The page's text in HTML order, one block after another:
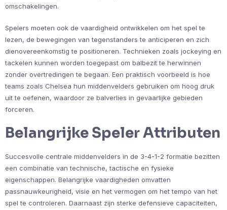
omschakelingen.
Spelers moeten ook de vaardigheid ontwikkelen om het spel te
lezen, de bewegingen van tegenstanders te anticiperen en zich
dienovereenkomstig te positioneren. Technieken zoals jockeying en
tackelen kunnen worden toegepast om balbezit te herwinnen
zonder overtredingen te begaan. Een praktisch voorbeeld is hoe
teams zoals Chelsea hun middenvelders gebruiken om hoog druk
uit te oefenen, waardoor ze balverlies in gevaarlijke gebieden
forceren.
Belangrijke Speler Attributen
Succesvolle centrale middenvelders in de 3-4-1-2 formatie bezitten
een combinatie van technische, tactische en fysieke
eigenschappen. Belangrijke vaardigheden omvatten
passnauwkeurigheid, visie en het vermogen om het tempo van het
spel te controleren. Daarnaast zijn sterke defensieve capaciteiten,